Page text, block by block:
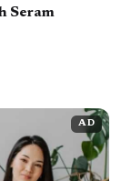
Seram
AD